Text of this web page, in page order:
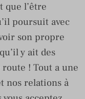
que l’être
poursuit avec
son propre
y ait des
! Tout a une
nos relations à